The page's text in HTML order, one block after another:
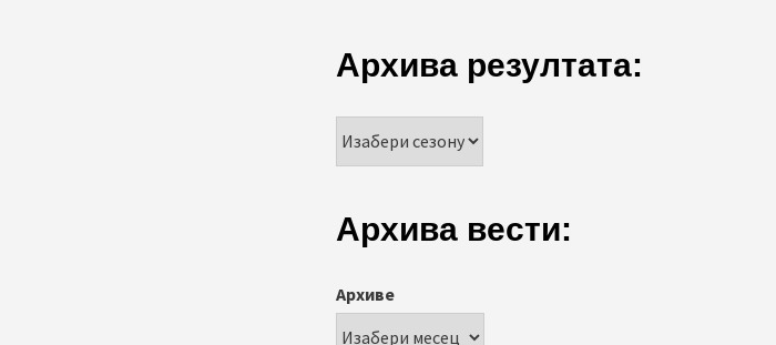
Архива резултата:
Архива вести:
Архиве